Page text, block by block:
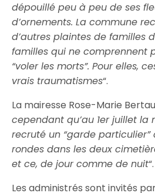
dépouillé peu à peu de ses
d’ornements. La commune
d’autres plaintes de familles
familles qui ne comprennent
“voler les morts”. Pour elles,
vrais traumatismes“.
La mairesse Rose-Marie
cependant qu’au 1er juillet
recruté un “garde
rondes dans les deux
et ce, de jour comme de nuit“.
Les administrés sont invités